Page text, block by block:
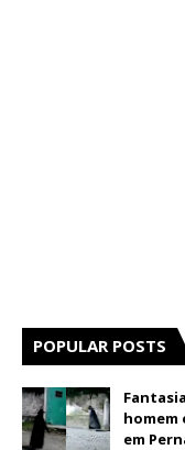
POPULAR POSTS
homem
em